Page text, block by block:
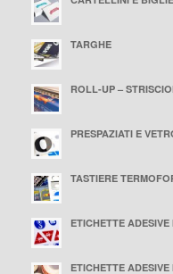
TARGHE
ROLL-UP –
PRESPAZIATI E
TASTIERE
ETICHETTE
ETICHETTE